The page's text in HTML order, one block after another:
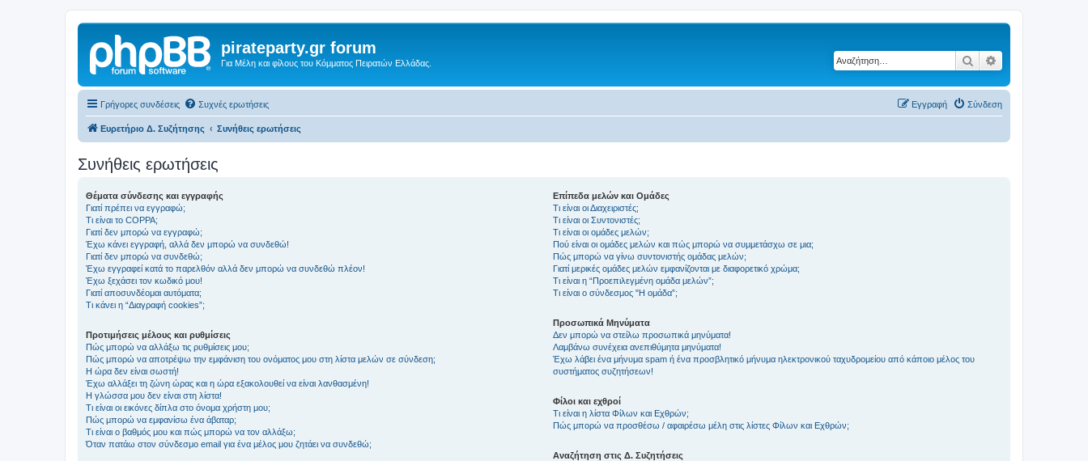
pirateparty.gr forum
Για Μέλη και φίλους του Κόμματος Πειρατών Ελλάδας. Αναζήτηση
Γρήγορες συνδέσεις Συχνές ερωτήσεις Σύνδεση
Εγγραφή
Ευρετήριο Δ. Συζήτησης Συνήθεις ερωτήσεις
Συνήθεις ερωτήσεις
Θέματα σύνδεσης και εγγραφής
Γιατί πρέπει να εγγραφώ;
Τι είναι το COPPA;
Γιατί δεν μπορώ να εγγραφώ;
Έχω κάνει εγγραφή, αλλά δεν μπορώ να συνδεθώ!
Γιατί δεν μπορώ να συνδεθώ;
Έχω εγγραφεί κατά το παρελθόν αλλά δεν μπορώ να συνδεθώ πλέον!
Έχω ξεχάσει τον κωδικό μου!
Γιατί αποσυνδέομαι αυτόματα;
Τι κάνει η “Διαγραφή cookies”;
Προτιμήσεις μέλους και ρυθμίσεις
Πώς μπορώ να αλλάξω τις ρυθμίσεις μου;
Πώς μπορώ να αποτρέψω την εμφάνιση του ονόματος μου στη λίστα μελών σε σύνδεση;
Η ώρα δεν είναι σωστή!
Έχω αλλάξει τη ζώνη ώρας και η ώρα εξακολουθεί να είναι λανθασμένη!
Η γλώσσα μου δεν είναι στη λίστα!
Τι είναι οι εικόνες δίπλα στο όνομα χρήστη μου;
Πώς μπορώ να εμφανίσω ένα άβαταρ;
Τι είναι ο βαθμός μου και πώς μπορώ να τον αλλάξω;
Όταν πατάω στον σύνδεσμο email για ένα μέλος μου ζητάει να συνδεθώ;
Επίπεδα μελών και Ομάδες
Τι είναι οι Διαχειριστές;
Τι είναι οι Συντονιστές;
Τι είναι οι ομάδες μελών;
Πού είναι οι ομάδες μελών και πώς μπορώ να συμμετάσχω σε μια;
Πώς μπορώ να γίνω συντονιστής ομάδας μελών;
Γιατί μερικές ομάδες μελών εμφανίζονται με διαφορετικό χρώμα;
Τι είναι η “Προεπιλεγμένη ομάδα μελών”;
Τι είναι ο σύνδεσμος "Η ομάδα”;
Προσωπικά Μηνύματα
Δεν μπορώ να στείλω προσωπικά μηνύματα!
Λαμβάνω συνέχεια ανεπιθύμητα μηνύματα!
Έχω λάβει ένα μήνυμα spam ή ένα προσβλητικό μήνυμα ηλεκτρονικού ταχυδρομείου από κάποιο μέλος του
συστήματος συζητήσεων!
Φίλοι και εχθροί
Τι είναι η λίστα Φίλων και Εχθρών;
Πώς μπορώ να προσθέσω / αφαιρέσω μέλη στις λίστες Φίλων και Εχθρών;
Αναζήτηση στις Δ. Συζητήσεις